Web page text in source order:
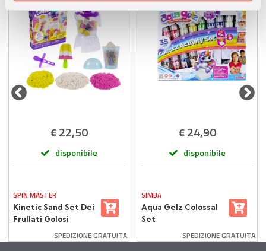
pubblicità e social media, i quali potrebbero combinarle
con altre informazioni che ha fornito loro o che hanno
raccolto dal suo utilizzo dei loro servizi.
€ 22,50
disponibile
SPIN MASTER
Kinetic Sand Set Dei
Frullati Golosi
SPEDIZIONE GRATUITA
€ 24,90
disponibile
SIMBA
Aqua Gelz Colossal
Set
SPEDIZIONE GRATUITA